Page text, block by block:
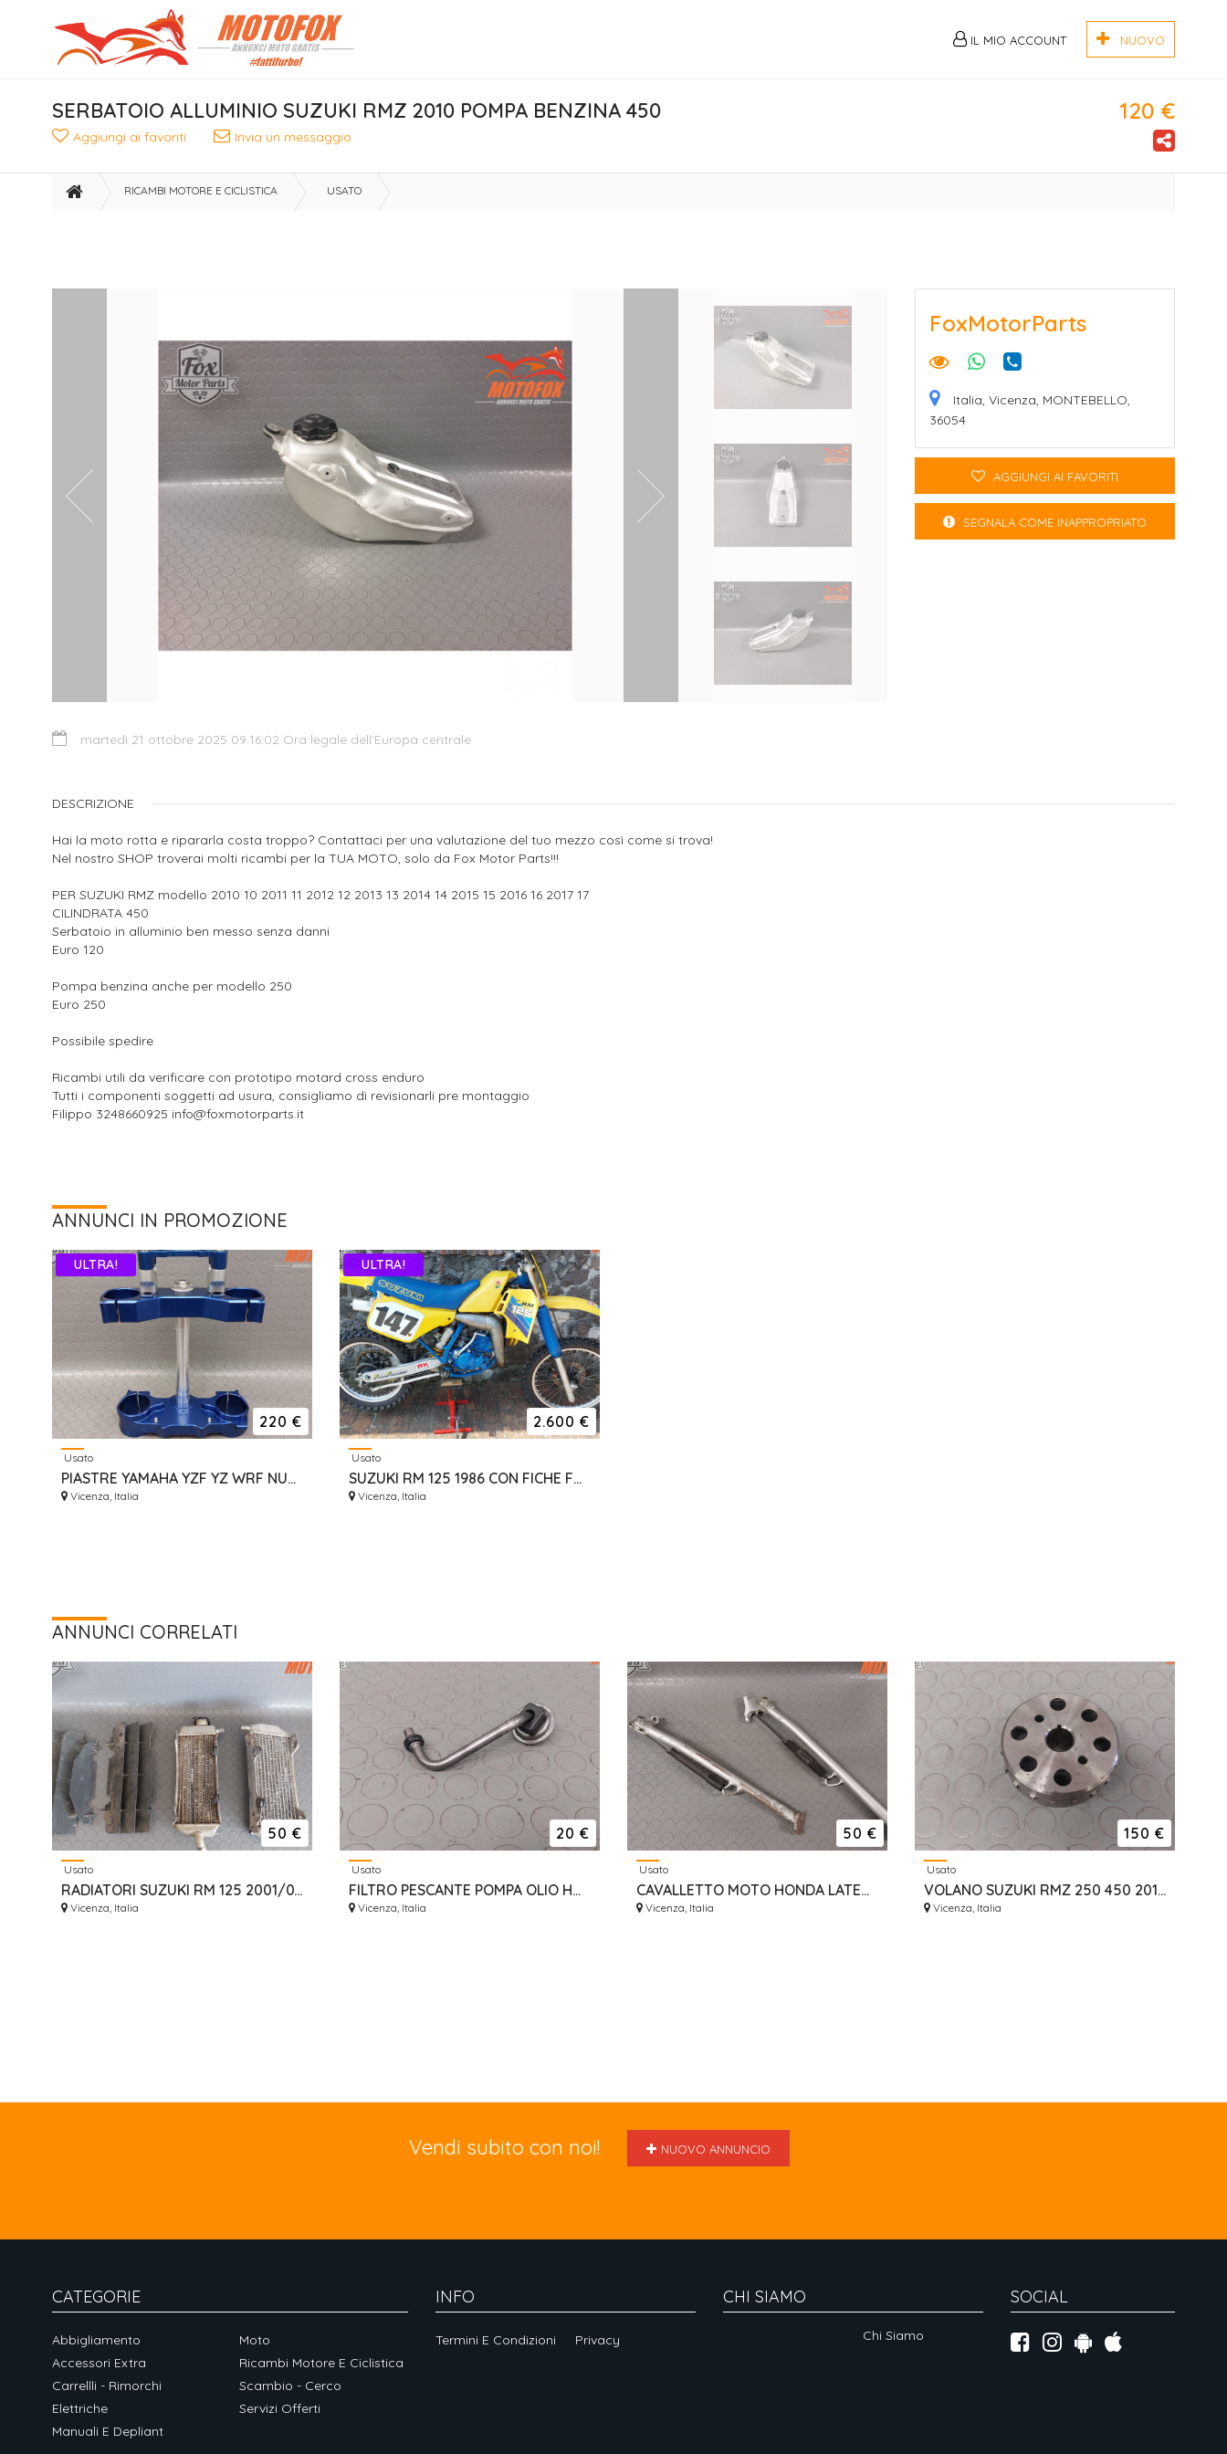
IL MIO ACCOUNT NUOVO
SERBATOIO ALLUMINIO SUZUKI RMZ 2010 POMPA BENZINA 450 120 €
Aggiungi ai favoriti Invia un messaggio
RICAMBI MOTORE E CICLISTICA USATO
FoxMotorParts
Italia, Vicenza, MONTEBELLO,
36054
AGGIUNGI AI FAVORITI
SEGNALA COME INAPPROPRIATO
martedì 21 ottobre 2025 09:16:02 Ora legale dell’Europa centrale
DESCRIZIONE
Hai la moto rotta e ripararla costa troppo? Contattaci per una valutazione del tuo mezzo così come si trova!
Nel nostro SHOP troverai molti ricambi per la TUA MOTO, solo da Fox Motor Parts!!!
PER SUZUKI RMZ modello 2010 10 2011 11 2012 12 2013 13 2014 14 2015 15 2016 16 2017 17
CILINDRATA 450
Serbatoio in alluminio ben messo senza danni
Euro 120
Pompa benzina anche per modello 250
Euro 250
Possibile spedire
Ricambi utili da verificare con prototipo motard cross enduro
Tutti i componenti soggetti ad usura, consigliamo di revisionarli pre montaggio
Filippo 3248660925 info@foxmotorparts.it
ANNUNCI IN PROMOZIONE
220 €
ULTRA!
Usato
PIASTRE YAMAHA YZF YZ WRF NUOVE ERGAL GECO RISER
Vicenza, Italia
2.600 €
ULTRA!
Usato
SUZUKI RM 125 1986 CON FICHE FMI DA VETRINA
Vicenza, Italia
ANNUNCI CORRELATI
50 €
Usato
RADIATORI SUZUKI RM 125 2001/07 GRIGLIE
Vicenza, Italia
20 €
Usato
FILTRO PESCANTE POMPA OLIO HONDA CRF 450 2002-2008 15150MEB670
Vicenza, Italia
50 €
Usato
CAVALLETTO MOTO HONDA LATERALE
Vicenza, Italia
150 €
Usato
VOLANO SUZUKI RMZ 250 450 2010/2018 3210228H10000
Vicenza, Italia
Vendi subito con noi! NUOVO ANNUNCIO
CATEGORIE
Abbigliamento
Accessori Extra
Carrellli - Rimorchi
Elettriche
Manuali E Depliant
Moto
Ricambi Motore E Ciclistica
Scambio - Cerco
Servizi Offerti
INFO
Termini E Condizioni Privacy
CHI SIAMO
Chi Siamo
SOCIAL